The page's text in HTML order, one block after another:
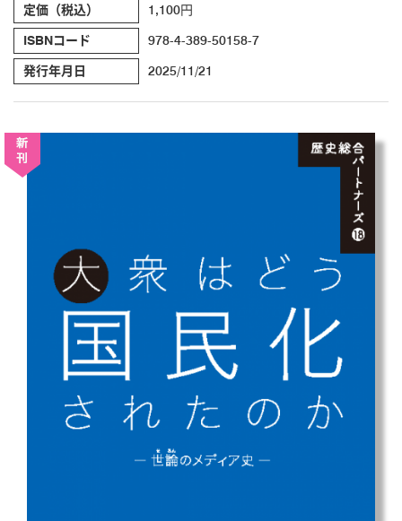
定価（税込） 1,100円
ISBNコード 978-4-389-50158-7
発行年月日 2025/11/21